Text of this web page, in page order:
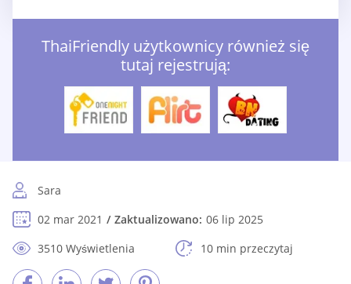
ThaiFriendly użytkownicy również się
tutaj rejestrują:
Sara
02 mar 2021
Zaktualizowano: 06 lip 2025
3510 Wyświetlenia
10 min przeczytaj